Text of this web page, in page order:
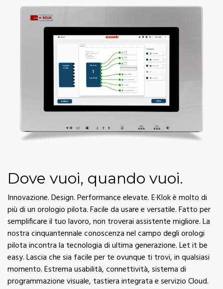
Dove vuoi, quando vuoi.
Innovazione. Design. Performance elevate. E·Klok è molto di
più di un orologio pilota. Facile da usare e versatile. Fatto per
semplificare il tuo lavoro, non troverai assistente migliore. La
nostra cinquantennale conoscenza nel campo degli orologi
pilota incontra la tecnologia di ultima generazione. Let it be
easy. Lascia che sia facile per te ovunque ti trovi, in qualsiasi
momento. Estrema usabilità, connettività, sistema di
programmazione visuale, tastiera integrata e servizio Cloud.